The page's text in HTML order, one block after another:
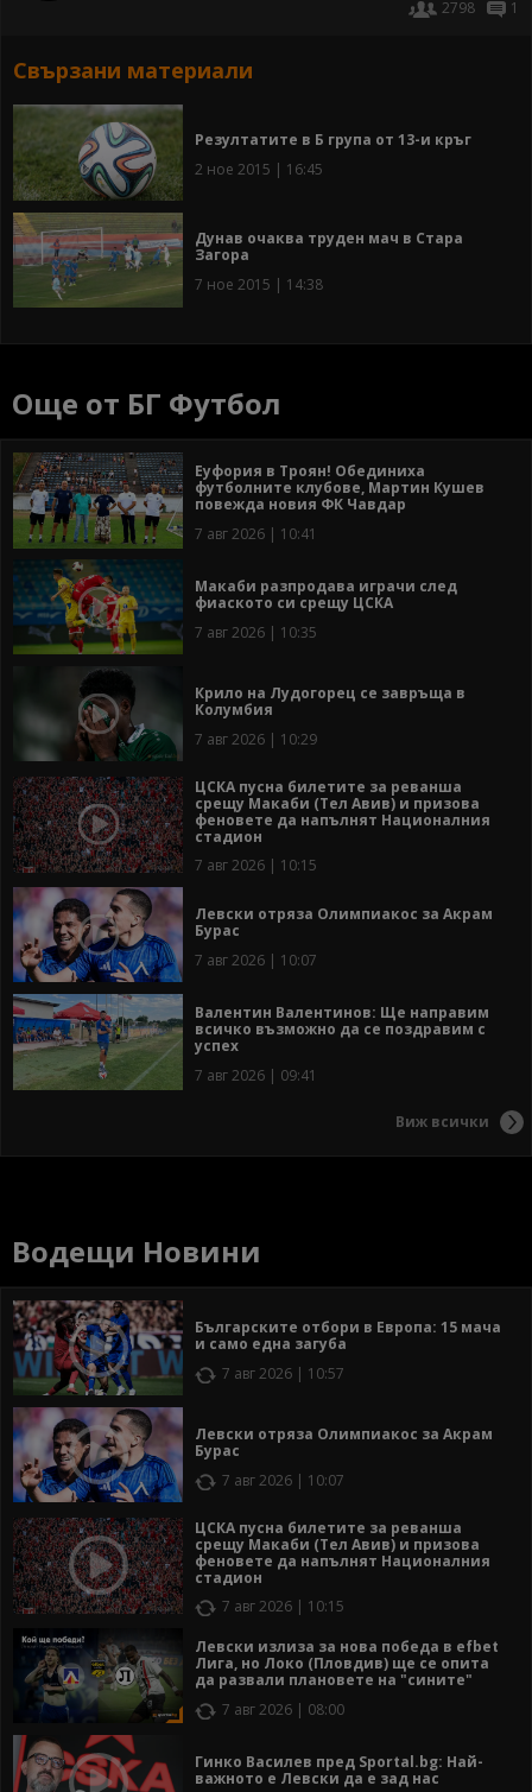
2798 1
Свързани материали
Резултатите в Б група от 13-и кръг
2 ное 2015 | 16:45
Дунав очаква труден мач в Стара
Загора
7 ное 2015 | 14:38
Още от БГ Футбол
Еуфория в Троян! Обединиха
футболните клубове, Мартин Кушев
повежда новия ФК Чавдар
7 авг 2026 | 10:41
Макаби разпродава играчи след
фиаското си срещу ЦСКА
7 авг 2026 | 10:35
Крило на Лудогорец се завръща в
Колумбия
7 авг 2026 | 10:29
ЦСКА пусна билетите за реванша
срещу Макаби (Тел Авив) и призова
феновете да напълнят Националния
стадион
7 авг 2026 | 10:15
Левски отряза Олимпиакос за Акрам
Бурас
7 авг 2026 | 10:07
Валентин Валентинов: Ще направим
всичко възможно да се поздравим с
успех
7 авг 2026 | 09:41
Виж всички
Водещи Новини
Българските отбори в Европа: 15 мача
и само една загуба
7 авг 2026 | 10:57
Левски отряза Олимпиакос за Акрам
Бурас
7 авг 2026 | 10:07
ЦСКА пусна билетите за реванша
срещу Макаби (Тел Авив) и призова
феновете да напълнят Националния
стадион
7 авг 2026 | 10:15
Левски излиза за нова победа в efbet
Лига, но Локо (Пловдив) ще се опита
да развали плановете на "сините"
7 авг 2026 | 08:00
Гинко Василев пред Sportal.bg: Най-
важното е Левски да е зад нас